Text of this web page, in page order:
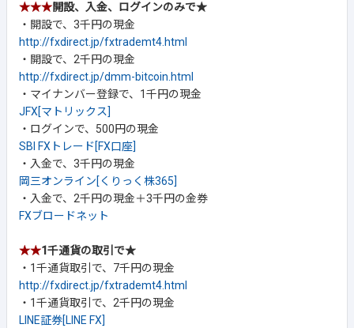
★★★開設、入金、ログインのみで★
・開設で、3千円の現金
http://fxdirect.jp/fxtrademt4.html
・開設で、2千円の現金
http://fxdirect.jp/dmm-bitcoin.html
・マイナンバー登録で、1千円の現金
JFX[マトリックス]
・ログインで、500円の現金
SBI FXトレード[FX口座]
・入金で、3千円の現金
岡三オンライン[くりっく株365]
・入金で、2千円の現金＋3千円の金券
FXブロードネット
★★1千通貨の取引で★
・1千通貨取引で、7千円の現金
http://fxdirect.jp/fxtrademt4.html
・1千通貨取引で、2千円の現金
LINE証券[LINE FX]